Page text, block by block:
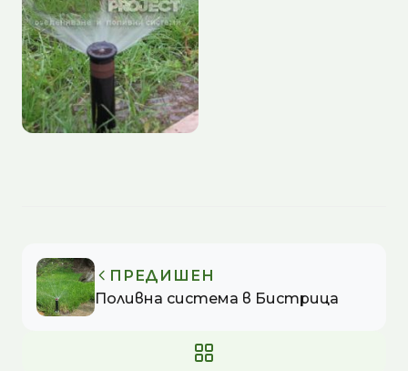
ПРЕДИШЕН
Поливна система в Бистрица